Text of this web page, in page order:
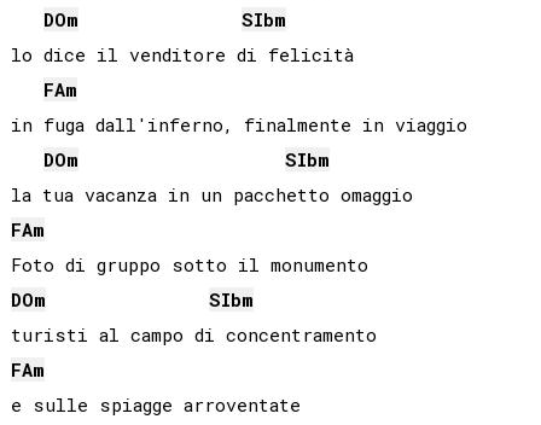
DOm SIbm
lo dice il venditore di felicità
FAm
in fuga dall'inferno, finalmente in viaggio
DOm SIbm
FAm
DOm SIbm
FAm
e sulle spiagge arroventate